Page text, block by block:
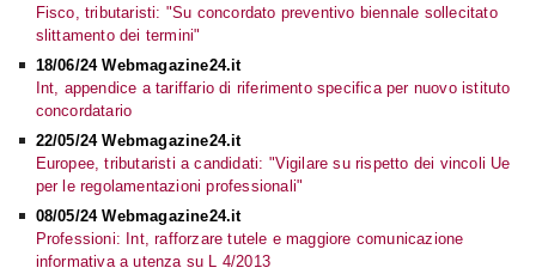
Fisco, tributaristi: "Su concordato preventivo biennale sollecitato
slittamento dei termini"
18/06/24 Webmagazine24.it
Int, appendice a tariffario di riferimento specifica per nuovo istituto
concordatario
22/05/24 Webmagazine24.it
Europee, tributaristi a candidati: "Vigilare su rispetto dei vincoli Ue
per le regolamentazioni professionali"
08/05/24 Webmagazine24.it
Professioni: Int, rafforzare tutele e maggiore comunicazione
informativa a utenza su L 4/2013